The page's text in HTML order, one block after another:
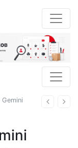
Назад